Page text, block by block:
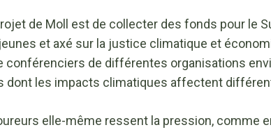
de Moll est de collecter des fonds pour le
et axé sur la justice climatique et
conférenciers de différentes organisations
dont les impacts climatiques affectent
elle-même ressent la pression, comme